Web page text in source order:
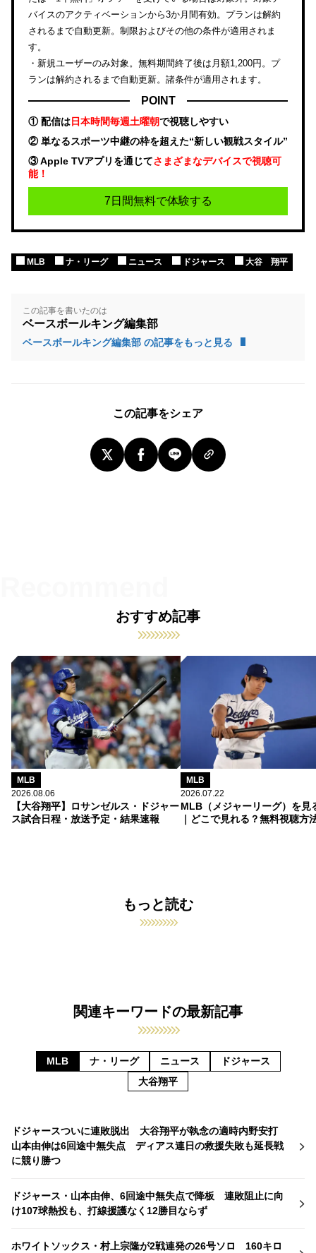
バイスのアクティベーションから3か月間有効。プランは解約
されるまで自動更新。制限およびその他の条件が適用されま
す。
・新規ユーザーのみ対象。無料期間終了後は月額1,200円。プ
ランは解約されるまで自動更新。諸条件が適用されます。
POINT
① 配信は日本時間毎週土曜朝で視聴しやすい
② 単なるスポーツ中継の枠を超えた“新しい観戦スタイル”
③ Apple TVアプリを通じてさまざまなデバイスで視聴可
能！
7日間無料で体験する
MLB ナ・リーグ ニュース ドジャース 大谷 翔平
この記事を書いたのは
ベースボールキング編集部
ベースボールキング編集部 の記事をもっと見る
この記事をシェア
おすすめ記事
MLB
2026.08.06
【大谷翔平】ロサンゼルス・ドジャー
ス試合日程・放送予定・結果速報
MLB
2026.07.22
MLB（メジャーリーグ）を見
｜どこで見れる？無料視聴方
もっと読む
関連キーワードの最新記事
MLB ナ・リーグ ニュース
ドジャース
大谷翔平
ドジャースついに連敗脱出 大谷翔平が執念の適時内野安打
山本由伸は6回途中無失点 ディアス連日の救援失敗も延長戦
に競り勝つ
ドジャース・山本由伸、6回途中無失点で降板 連敗阻止に向
け107球熱投も、打線援護なく12勝目ならず
ホワイトソックス・村上宗隆が2戦連発の26号ソロ 160キロ